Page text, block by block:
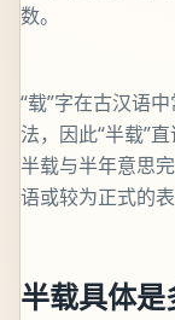
数。
“载”字在古汉语
法，因此“半载”
半载与半年意思
语或较为正式的表
半载具体是